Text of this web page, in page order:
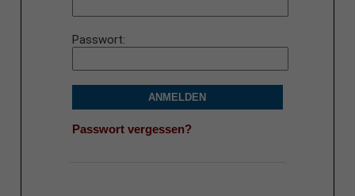
Passwort
ANMELDEN
Passwort vergessen?